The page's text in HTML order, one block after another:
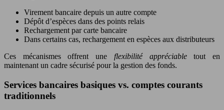
Virement bancaire depuis un autre compte
Dépôt d’espèces dans des points relais
Rechargement par carte bancaire
Dans certains cas, rechargement en espèces aux distributeurs
Ces mécanismes offrent une flexibilité appréciabletout en
maintenant un cadre sécurisé pour la gestion des fonds.
Services bancaires basiques vs. comptes courants
traditionnels